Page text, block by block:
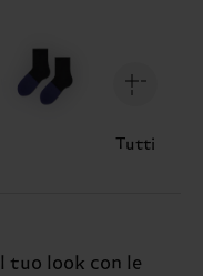
Tutti
tuo look con le